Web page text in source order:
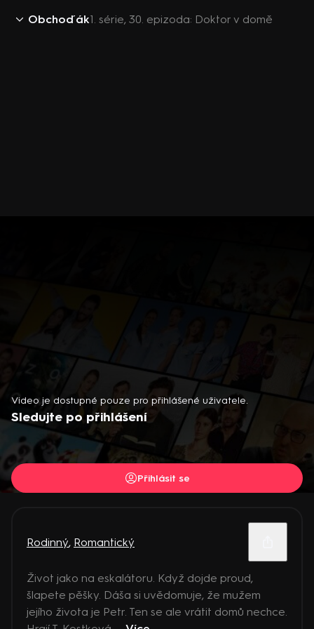
Obchoďák1. série, 30. epizoda: Doktor v domě
Video je dostupné pouze pro přihlášené uživatele.
Sledujte po přihlášení
Přihlásit se
Rodinný, Romantický
Život jako na eskalátoru. Když dojde proud,
šlapete pěšky. Dáša si uvědomuje, že mužem
jejího života je Petr. Ten se ale vrátit domů nechce.